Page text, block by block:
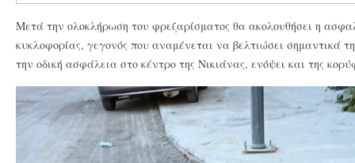
Μετά την ολοκλήρωση του φρεζαρίσματος θα ακολουθήσει η
κυκλοφορίας, γεγονός που αναμένεται να βελτιώσει σημαντικά
την οδική ασφάλεια στο κέντρο της Νικιάνας, ενόψει και της